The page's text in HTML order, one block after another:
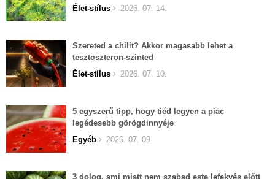
Élet-stílus
2026. 07. 14.
Szereted a chilit? Akkor magasabb lehet a
tesztoszteron-szinted
Élet-stílus
2026. 07. 10.
5 egyszerű tipp, hogy tiéd legyen a piac
legédesebb görögdinnyéje
Egyéb
2026. 07. 09.
3 dolog, ami miatt nem szabad este lefekvés előtt